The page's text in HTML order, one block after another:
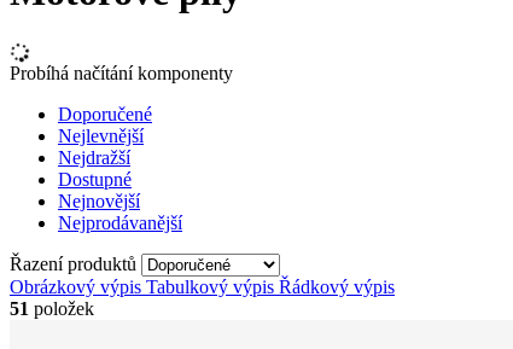
Probíhá načítání komponenty
Doporučené
Nejlevnější
Nejdražší
Dostupné
Nejnovější
Nejprodávanější
Řazení produktů
Obrázkový výpis Tabulkový výpis Řádkový výpis
51 položek